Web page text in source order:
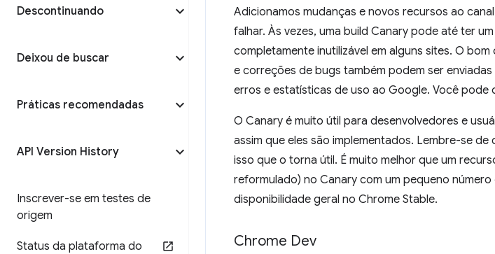
Descontinuando
Deixou de buscar
Práticas recomendadas
API Version History
Inscrever-se em testes de
origem
Status da plataforma do
Adicionamos mudanças e novos recursos ao
falhar. Às vezes, uma build Canary pode até ter
completamente inutilizável em alguns sites. O
e correções de bugs também podem ser
erros e estatísticas de uso ao Google. Você pode
O Canary é muito útil para desenvolvedores e
assim que eles são implementados. Lembre-se
isso que o torna útil. É muito melhor que um
reformulado) no Canary com um pequeno
disponibilidade geral no Chrome Stable.
Chrome Dev